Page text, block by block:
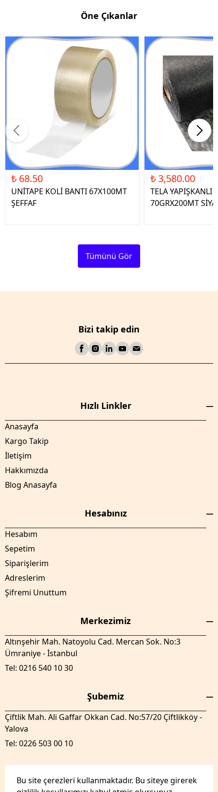
Bu site çerezleri kullanmaktadır. Bu siteye girerek
Öne Çıkanlar
₺ 68.50
UNİTAPE KOLİ BANTI 67X100MT
ŞEFFAF
₺ 3,580.00
TELA YAPIŞKANLI
70GRX200MT
Tümünü Gör
Bizi takip edin
Hızlı Linkler
Anasayfa
Kargo Takip
İletişim
Hakkımızda
Blog Anasayfa
Hesabınız
Hesabım
Sepetim
Siparişlerim
Adreslerim
Şifremi Unuttum
Merkezimiz
Altınşehir Mah. Natoyolu Cad. Mercan Sok. No:3
Ümraniye - İstanbul
Tel: 0216 540 10 30
Şubemiz
Çiftlik Mah. Ali Gaffar Okkan Cad. No:57/20 Çiftlikköy -
Yalova
Tel: 0226 503 00 10